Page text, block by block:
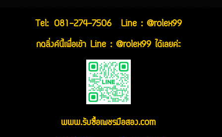
Tel: 081-274-7506
Line : @rolex99
กดลิ่งค์นี้เพื่อเข้า Line : @rolex99 ได้เลยค่ะ
www.รับซื้อเพชรมือสอง.com